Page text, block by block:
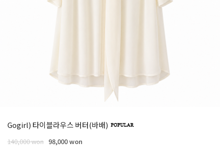
Gogirl) 타이블라우스 버터(바배)
140,000won 98,000 won